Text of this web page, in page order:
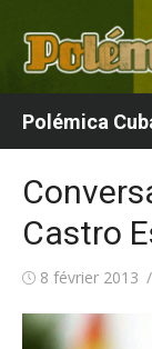
contenu
Polémica
Castro
Publié8 février 2013